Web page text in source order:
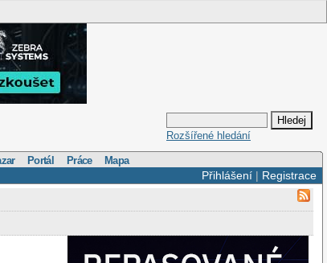
Rozšířené hledání
Portál Práce Mapa
Přihlášení| Registrace